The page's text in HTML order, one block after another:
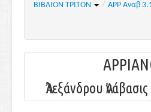
ΒΙΒΛΙΟΝ ΤΡΙΤΟΝ
/ ΑΡΡ Αναβ
Ἀλεξάνδρου